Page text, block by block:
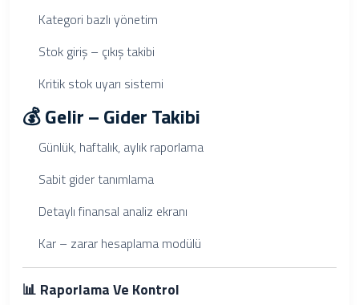
Kategori bazlı yönetim
Stok giriş – çıkış takibi
Kritik stok uyarı sistemi
💰 Gelir – Gider Takibi
Günlük, haftalık, aylık raporlama
Sabit gider tanımlama
Detaylı finansal analiz ekranı
Kar – zarar hesaplama modülü
📊 Raporlama Ve Kontrol